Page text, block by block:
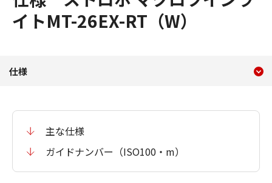
イトMT-26EX-RT（W）
仕様 ストロボ マクロツ
仕様
主な仕様
ガイドナンバー（ISO100・m）